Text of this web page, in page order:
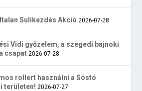
Sulikezdés Akció 2026-07-28
Vidi győzelem, a szegedi bajnoki
csapat 2026-07-28
rollert használni a Sóstó
területen! 2026-07-27